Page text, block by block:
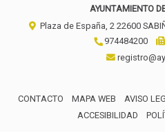
AYUNTAMIENTO
Plaza de España, 2 22600
974484200
CONTACTO MAPA WEB AVISO
ACCESIBILIDAD